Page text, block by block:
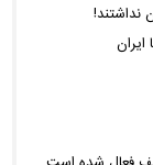
نداشتند!